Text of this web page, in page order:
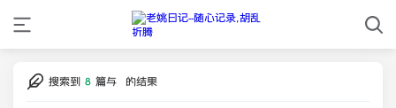
搜索到 8 篇与 的结果